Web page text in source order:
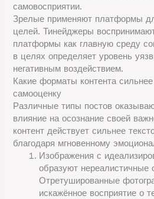
самовосприятии.
Зрелые применяют платформы
целей. Тинейджеры
платформы как главную среду
в целях определяет уровень
негативным воздействием.
Какие форматы контента
самооценку
Различные типы постов
влияние на осознание своей
контент действует сильнее
благодаря мгновенному
Изображения с
образуют нереалистичные
Отретушированные
искажённое восприятие о